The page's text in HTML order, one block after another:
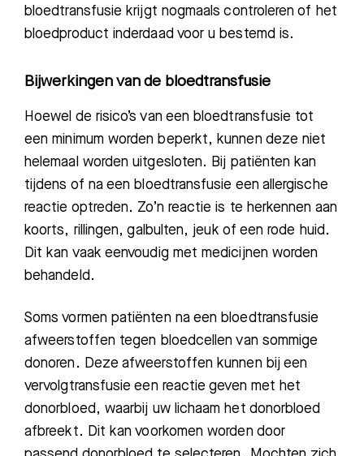
Meest gezocht:
Bezoektijden
Afdelingen
bloedtransfusie krijgt nogmaals controleren of het
bloedproduct inderdaad voor u bestemd is.
Bijwerkingen van de bloedtransfusie
Hoewel de risico’s van een bloedtransfusie tot
een minimum worden beperkt, kunnen deze niet
helemaal worden uitgesloten. Bij patiënten kan
tijdens of na een bloedtransfusie een allergische
reactie optreden. Zo’n reactie is te herkennen aan
koorts, rillingen, galbulten, jeuk of een rode huid.
Dit kan vaak eenvoudig met medicijnen worden
behandeld.
Soms vormen patiënten na een bloedtransfusie
afweerstoffen tegen bloedcellen van sommige
donoren. Deze afweerstoffen kunnen bij een
vervolgtransfusie een reactie geven met het
donorbloed, waarbij uw lichaam het donorbloed
afbreekt. Dit kan voorkomen worden door